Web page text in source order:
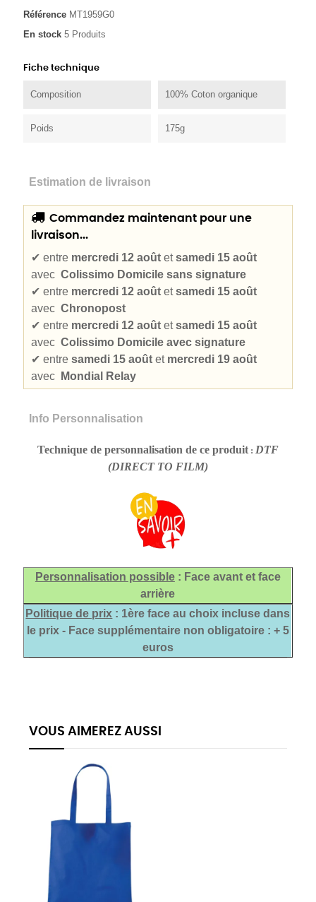
Référence MT1959G0
En stock 5 Produits
Fiche technique
Composition 100% Coton organique
Poids 175g
Estimation de livraison
Commandez maintenant pour une
livraison...
✔ entre mercredi 12 août etsamedi 15 août
avecColissimo Domicile sans signature
✔ entre mercredi 12 août etsamedi 15 août
avecChronopost
✔ entre mercredi 12 août etsamedi 15 août
avecColissimo Domicile avec signature
✔ entre samedi 15 août et mercredi 19 août
avec
Mondial Relay
Info Personnalisation
Technique de personnalisation de ce produit : DTF
(DIRECT TO FILM)
Personnalisation possible: Face avant et face
arrière
Politique de prix : 1ère face au choix incluse dans
le prix - Face supplémentaire non obligatoire : + 5
euros
VOUS AIMEREZ AUSSI